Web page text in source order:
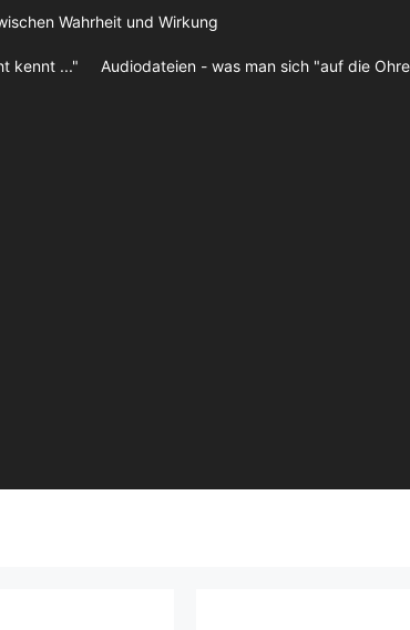
Wahrheit und Wirkung
kennt ..." Audiodateien - was man sich "auf die